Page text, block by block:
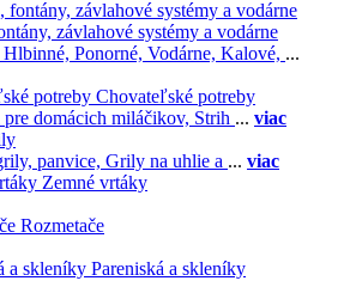
závlahové systémy a vodárne
Hlbinné, Ponorné, Vodárne, Kalové, ...
Chovateľské potreby
domácich miláčikov, Strih ... viac
panvice, Grily na uhlie a ... viac
Zemné vrtáky
Rozmetače
Pareniská a skleníky